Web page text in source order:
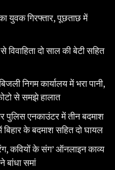
युवक गिरफ्तार, पूछताछ में
विवाहिता दो साल की बेटी सहित
निगम कार्यालय में भरा पानी,
से समझे हालात
एनकाउंटर में तीन बदमाश
के बदमाश सहित दो घायल
कवियों के संग’ ऑनलाइन काव्य
बांधा समां